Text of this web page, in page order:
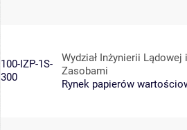
100-IZP-1S-
300
Wydział Inżynierii Lądowej
Zasobami
Rynek papierów